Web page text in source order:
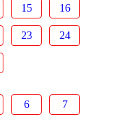
15 16
23 24
6 7